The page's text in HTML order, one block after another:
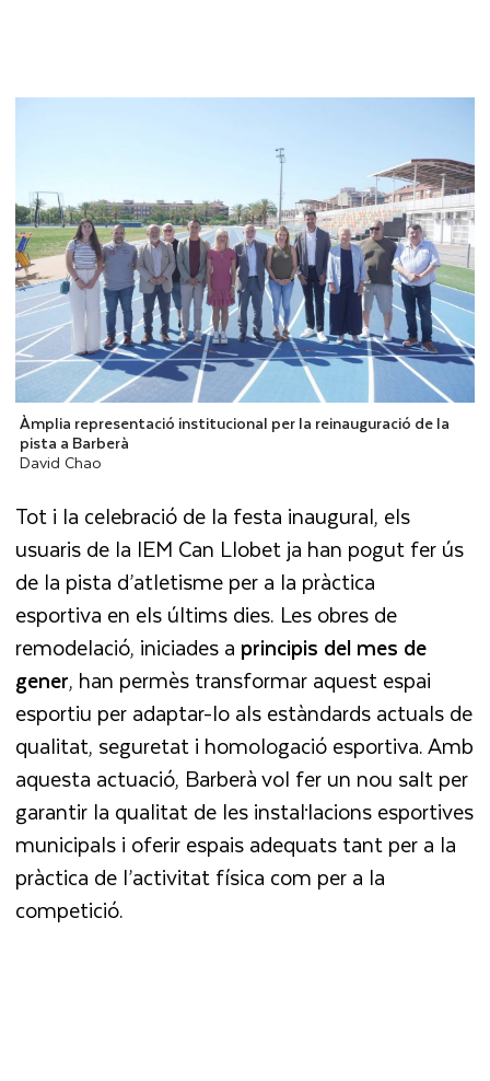
Àmplia representació institucional per la reinauguració de la
pista a Barberà
David Chao
Tot i la celebració de la festa inaugural, els
usuaris de la IEM Can Llobet ja han pogut fer ús
de la pista d’atletisme per a la pràctica
esportiva en els últims dies. Les obres de
remodelació, iniciades a principis del mes de
gener, han permès transformar aquest espai
esportiu per adaptar-lo als estàndards actuals de
qualitat, seguretat i homologació esportiva. Amb
aquesta actuació, Barberà vol fer un nou salt per
garantir la qualitat de les instal·lacions esportives
municipals i oferir espais adequats tant per a la
pràctica de l’activitat física com per a la
competició.